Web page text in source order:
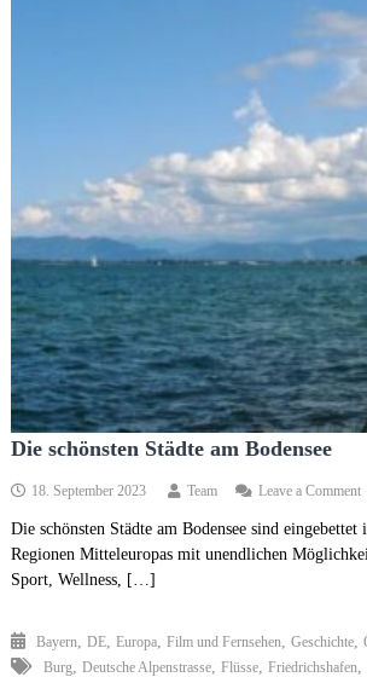
Die schönsten Städte am Bodensee
18. September 2023 Team Leave a Commenton
Die schönsten Städte am Bodensee sind eingebettet
Regionen Mitteleuropas mit unendlichen
Sport, Wellness, […]
Bayern DE, Europa, Film und Fernsehen Geschichte,
Burg
Deutsche Alpenstrasse, Flüsse, Friedrichshafen